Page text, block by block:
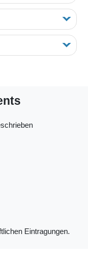
Eintragungen.